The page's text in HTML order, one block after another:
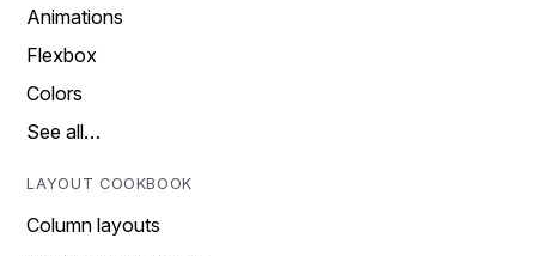
Animations
Flexbox
Colors
See all…
LAYOUT COOKBOOK
Column layouts